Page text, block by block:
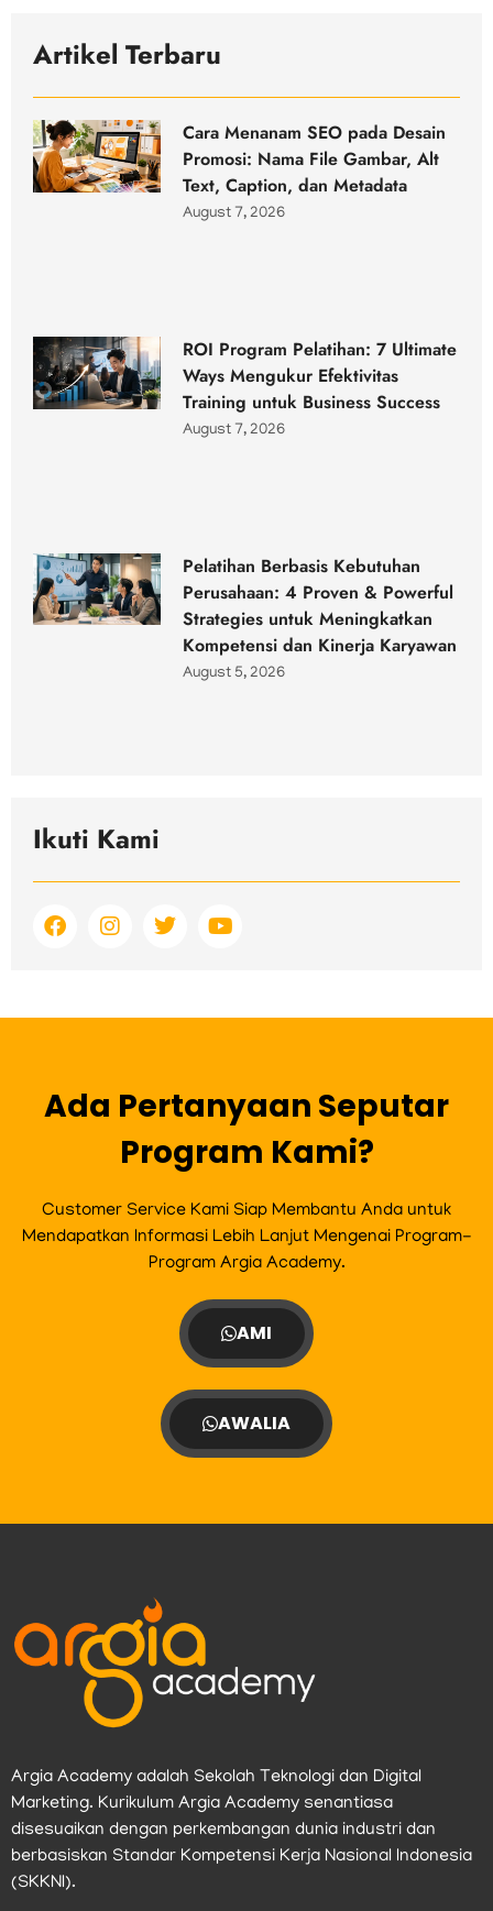
Artikel Terbaru
Cara Menanam SEO pada Desain
Promosi: Nama File Gambar, Alt
Text, Caption, dan Metadata
August 7, 2026
ROI Program Pelatihan: 7 Ultimate
Ways Mengukur Efektivitas
Training untuk Business Success
August 7, 2026
Pelatihan Berbasis Kebutuhan
Perusahaan: 4 Proven & Powerful
Strategies untuk Meningkatkan
Kompetensi dan Kinerja Karyawan
August 5, 2026
Ikuti Kami
F
a
o
I
n
g
m
T
w
e
Y
o
b
Ada Pertanyaan Seputar
Program Kami?
Customer Service Kami Siap Membantu Anda untuk
Mendapatkan Informasi Lebih Lanjut Mengenai Program-
Program Argia Academy.
AMI
AWALIA
Argia Academy adalah Sekolah Teknologi dan Digital
Marketing. Kurikulum Argia Academy senantiasa
disesuaikan dengan perkembangan dunia industri dan
berbasiskan Standar Kompetensi Kerja Nasional Indonesia
(SKKNI).